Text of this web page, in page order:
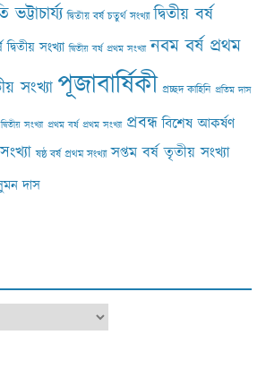
দ্বিতীয় বর্ষ চতুর্থ সংখ্যা দ্বিতীয় বর্ষ
দ্বিতীয় সংখ্যা দ্বিতীয় বর্ষ প্রথম সংখ্যা নবম বর্ষ প্রথম
সংখ্যা পূজাবার্ষিকী প্রচ্ছদ কাহিনি প্রতিম দাস
সংখ্যা প্রথম বর্ষ প্রথম সংখ্যা প্রবন্ধ বিশেষ আকর্ষণ
ষষ্ঠ বর্ষ প্রথম সংখ্যা সপ্তম বর্ষ তৃতীয় সংখ্যা
দাস